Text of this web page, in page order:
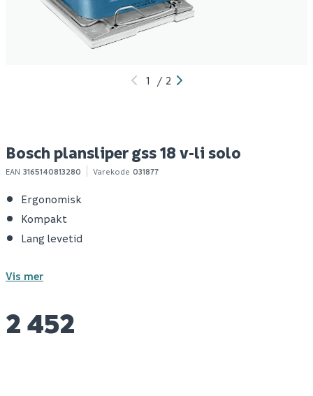
3 499 199
1 / 2
Bosch plansliper gss 18 v-li solo
EAN 3165140813280 Varekode 031877
Ergonomisk
Kompakt
Lang levetid
Vis mer
2 452